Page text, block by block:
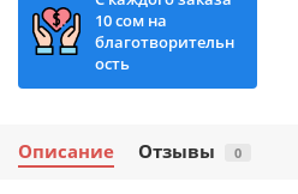
10 сом на
благотворительн
ость
Описание Отзывы 0